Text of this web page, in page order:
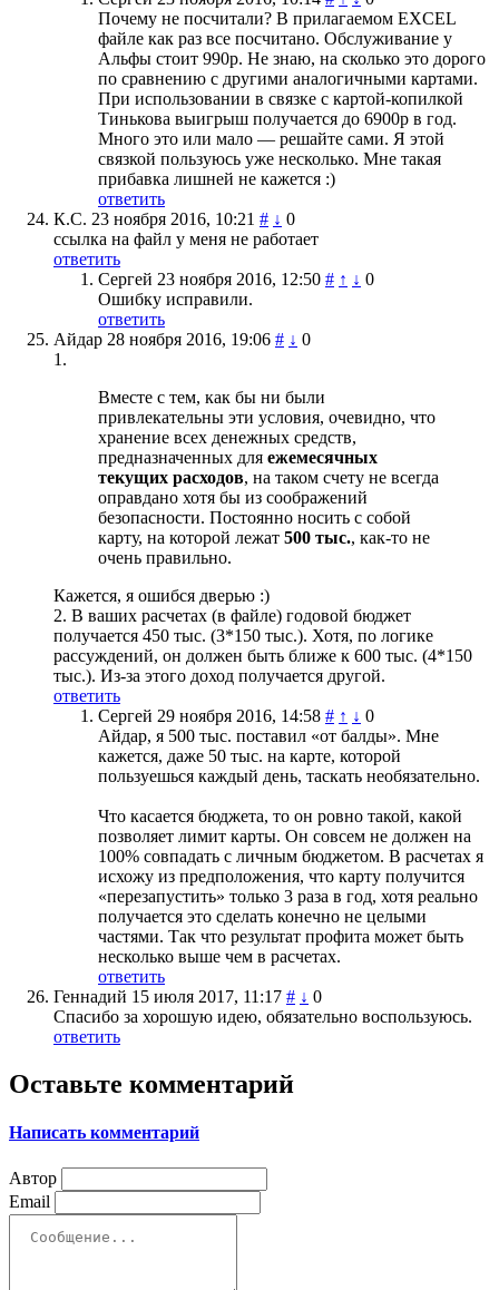
Почему не посчитали? В прилагаемом EXCEL
файле как раз все посчитано. Обслуживание у
Альфы стоит 990р. Не знаю, на сколько это дорого
по сравнению с другими аналогичными картами.
При использовании в связке с картой-копилкой
Тинькова выигрыш получается до 6900р в год.
Много это или мало — решайте сами. Я этой
связкой пользуюсь уже несколько. Мне такая
прибавка лишней не кажется :)
ответить
К.С. 23 ноября 2016, 10:21 # ↓ 0
ссылка на файл у меня не работает
ответить
Сергей 23 ноября 2016, 12:50 # ↑ ↓ 0
Ошибку исправили.
ответить
Айдар 28 ноября 2016, 19:06 # ↓ 0
1.
Вместе с тем, как бы ни были
привлекательны эти условия, очевидно, что
хранение всех денежных средств,
предназначенных для ежемесячных
текущих расходов, на таком счету не всегда
оправдано хотя бы из соображений
безопасности. Постоянно носить с собой
карту, на которой лежат 500 тыс., как-то не
очень правильно.
Кажется, я ошибся дверью :)
2. В ваших расчетах (в файле) годовой бюджет
получается 450 тыс. (3*150 тыс.). Хотя, по логике
рассуждений, он должен быть ближе к 600 тыс. (4*150
тыс.). Из-за этого доход получается другой.
ответить
Сергей 29 ноября 2016, 14:58 # ↑ ↓ 0
Айдар, я 500 тыс. поставил «от балды». Мне
кажется, даже 50 тыс. на карте, которой
пользуешься каждый день, таскать необязательно.
Что касается бюджета, то он ровно такой, какой
позволяет лимит карты. Он совсем не должен на
100% совпадать с личным бюджетом. В расчетах я
исхожу из предположения, что карту получится
«перезапустить» только 3 раза в год, хотя реально
получается это сделать конечно не целыми
частями. Так что результат профита может быть
несколько выше чем в расчетах.
ответить
Геннадий 15 июля 2017, 11:17 # ↓ 0
Спасибо за хорошую идею, обязательно воспользуюсь.
ответить
Оставьте комментарий
Написать комментарий
Автор
Email